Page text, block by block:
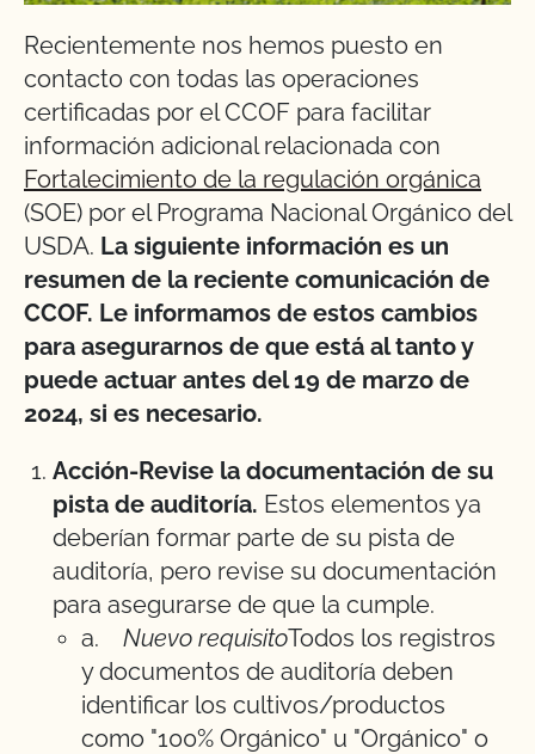
Recientemente nos hemos puesto en
contacto con todas las operaciones
certificadas por el CCOF para facilitar
información adicional relacionada con
Fortalecimiento de la regulación orgánica
(SOE) por el Programa Nacional Orgánico del
USDA. La siguiente información es un
resumen de la reciente comunicación de
CCOF. Le informamos de estos cambios
para asegurarnos de que está al tanto y
puede actuar antes del 19 de marzo de
2024, si es necesario.
Acción-Revise la documentación de su
pista de auditoría. Estos elementos ya
deberían formar parte de su pista de
auditoría, pero revise su documentación
para asegurarse de que la cumple.
a. Nuevo requisitoTodos los registros
y documentos de auditoría deben
identificar los cultivos/productos
como "100% Orgánico" u "Orgánico" o